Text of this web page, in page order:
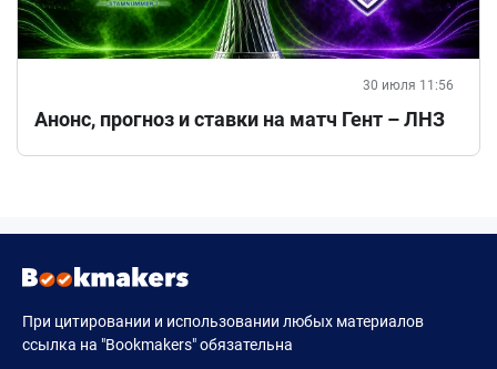
30 июля 11:56
Анонс, прогноз и ставки на матч Гент – ЛНЗ
При цитировании и использовании любых материалов
ссылка на "Bookmakers" обязательна